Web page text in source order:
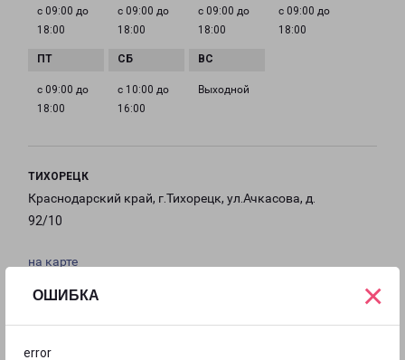
ОШИБКА
error
×
с 09:00 до
18:00
с 09:00 до
18:00
с 09:00 до
18:00
с 09:00 до
18:00
с 09:00 до
18:00
с 10:00 до
16:00
Выходной
ТИХОРЕЦК
Краснодарский край, г.Тихорецк, ул.Ачкасова, д.
92/10
на карте
ТЕЛЕФОН
8 (861) 969-70-07